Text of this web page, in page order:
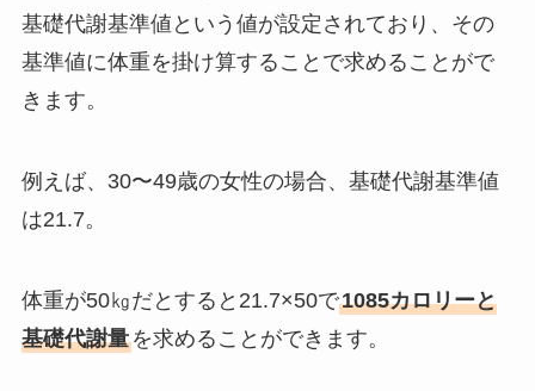
基礎代謝基準値という値が設定されており、その
基準値に体重を掛け算することで求めることがで
きます。
例えば、30〜49歳の女性の場合、基礎代謝基準値
は21.7。
体重が50㎏だとすると21.7×50で1085カロリーと
基礎代謝量を求めることができます。